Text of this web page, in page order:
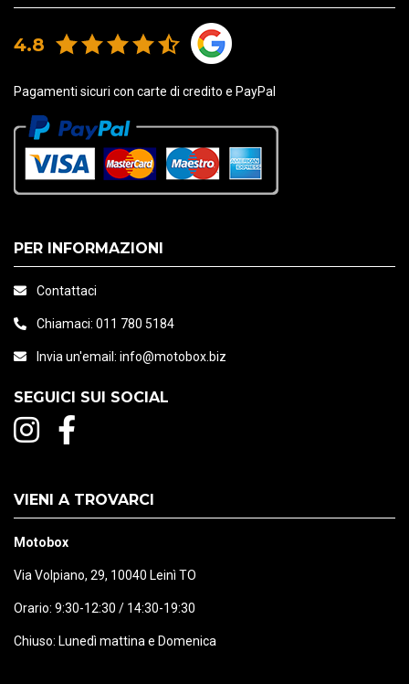
4.8
Pagamenti sicuri con carte di credito e PayPal
PER INFORMAZIONI
Contattaci
Chiamaci: 011 780 5184
Invia un'email: info@motobox.biz
SEGUICI SUI SOCIAL
VIENI A TROVARCI
Motobox
Via Volpiano, 29, 10040 Leinì TO
Orario: 9:30-12:30 / 14:30-19:30
Chiuso: Lunedì mattina e Domenica